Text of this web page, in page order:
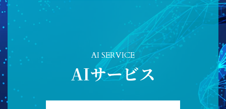
AI SERVICE
AIサービス